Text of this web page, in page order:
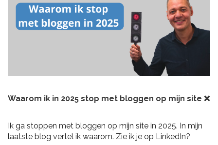
Waarom ik in 2025 stop met bloggen op mijn site ❌
Ik ga stoppen met bloggen op mijn site in 2025. In mijn
laatste blog vertel ik waarom. Zie ik je op LinkedIn?